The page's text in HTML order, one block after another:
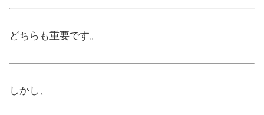
どちらも重要です。
しかし、